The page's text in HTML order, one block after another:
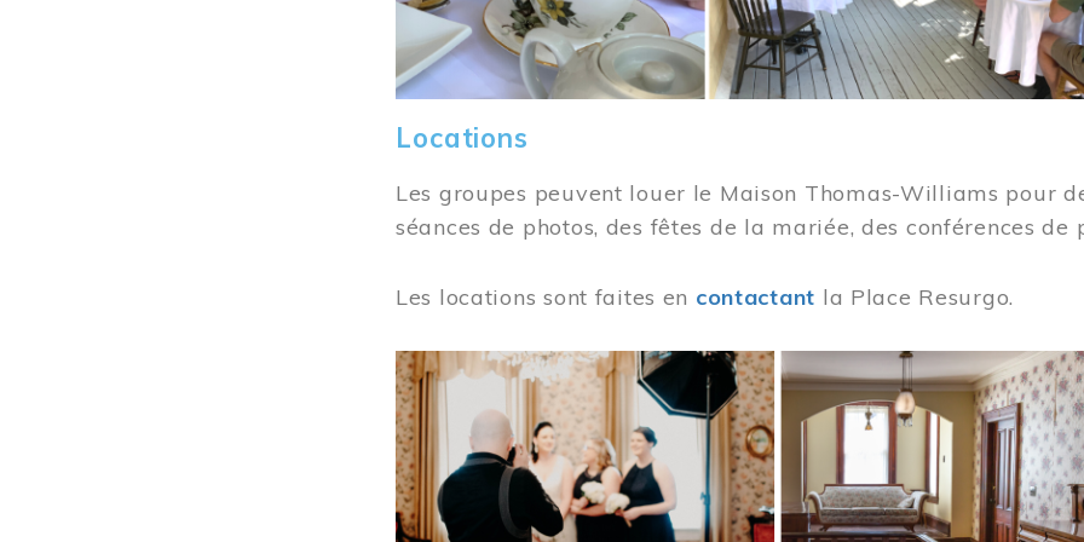
Locations
Les groupes peuvent louer le Maison Thomas-Williams pour
séances de photos, des fêtes de la mariée, des conférences de
Les locations sont faites en contactant la Place Resurgo.
Image